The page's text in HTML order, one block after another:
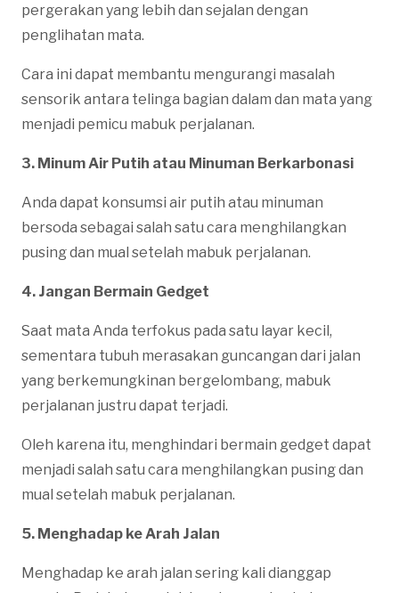
pergerakan yang lebih dan sejalan dengan
penglihatan mata.
Cara ini dapat membantu mengurangi masalah
sensorik antara telinga bagian dalam dan mata yang
menjadi pemicu mabuk perjalanan.
3. Minum Air Putih atau Minuman Berkarbonasi
Anda dapat konsumsi air putih atau minuman
bersoda sebagai salah satu cara menghilangkan
pusing dan mual setelah mabuk perjalanan.
4. Jangan Bermain Gedget
Saat mata Anda terfokus pada satu layar kecil,
sementara tubuh merasakan guncangan dari jalan
yang berkemungkinan bergelombang, mabuk
perjalanan justru dapat terjadi.
Oleh karena itu, menghindari bermain gedget dapat
menjadi salah satu cara menghilangkan pusing dan
mual setelah mabuk perjalanan.
5. Menghadap ke Arah Jalan
Menghadap ke arah jalan sering kali dianggap